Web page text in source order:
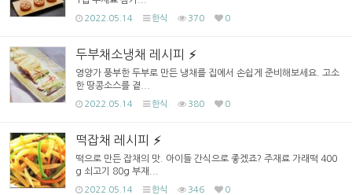
2022.05.14 한식 370 0
두부채소냉채 레시피
영양가 풍부한 두부로 만든 냉채를 집에서 손쉽게 준비해보세요. 고소
한 땅콩소스를 곁...
2022.05.14 한식 380 0
떡잡채 레시피
떡으로 만든 잡채의 맛. 아이들 간식으로 좋겠죠? 주재료 가래떡 400
g 쇠고기 80g 부재...
2022.05.14 한식 346 0